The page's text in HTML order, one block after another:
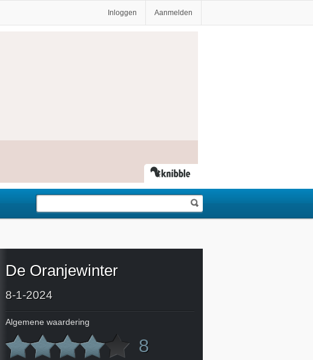
Inloggen Aanmelden
De Oranjewinter
8-1-2024
Algemene waardering
8